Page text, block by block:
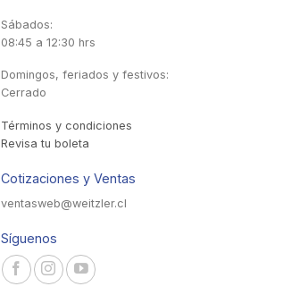
Sábados:
08:45 a 12:30 hrs
Domingos, feriados y festivos:
Cerrado
Términos y condiciones
Revisa tu boleta
Cotizaciones y Ventas
ventasweb@weitzler.cl
Síguenos